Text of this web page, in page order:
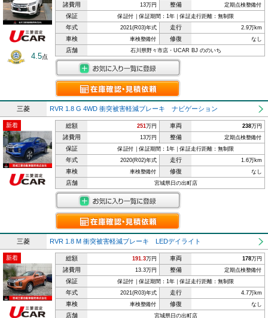
4.5点
諸費用 13万円 整備 定期点検整備付
保証 保証付｜保証期間：1年｜保証走行距離：無制限
年式 2021(R03)年式 走行 2.9万km
車検 車検整備付 修復 なし
店舗 石川県野々市店・UCAR BJ ののいち
三菱 RVR 1.8 G 4WD 衝突被害軽減ブレーキ ナビゲーション
新着 総額 251万円 車両 238万円
諸費用 13万円 整備 定期点検整備付
保証 保証付｜保証期間：1年｜保証走行距離：無制限
年式 2020(R02)年式 走行 1.6万km
車検 車検整備付 修復 なし
店舗 宮城県日の出町店
三菱 RVR 1.8 M 衝突被害軽減ブレーキ LEDデイライト
新着 総額 191.3万円 車両 178万円
諸費用 13.3万円 整備 定期点検整備付
保証 保証付｜保証期間：1年｜保証走行距離：無制限
年式 2021(R03)年式 走行 4.7万km
車検 車検整備付 修復 なし
店舗 宮城県日の出町店